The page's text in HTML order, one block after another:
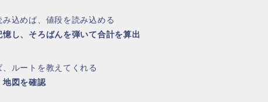
み込めば、値段を読み込める
し、そろばんを弾いて合計を算出
、ルートを教えてくれる
図を確認